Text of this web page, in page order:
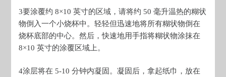
3要涂覆约 8×10 英寸的区域，请将约 50 毫升温热的糊状
物倒入一个小烧杯中。轻轻但迅速地将所有糊状物倒在
烧杯底部的中心。然后，快速地用手指将糊状物涂抹在
8×10 英寸的涂覆区域上。
4涂层将在 5-10 分钟内凝固。凝固后，拿起纸巾，放在